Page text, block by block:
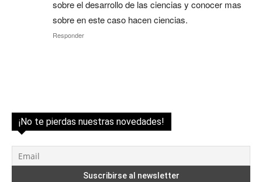
sobre el desarrollo de las ciencias y conocer mas
sobre en este caso hacen ciencias.
Responder
¡No te pierdas nuestras novedades!